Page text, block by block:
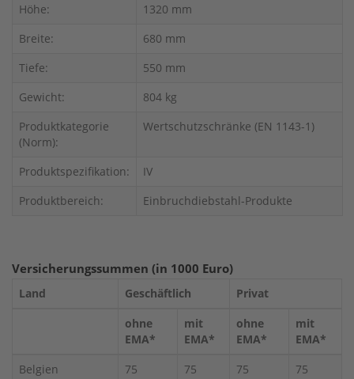
Höhe:
1320 mm
Breite:
680 mm
Tiefe:
550 mm
Gewicht:
804 kg
Produktkategorie
(Norm):
Wertschutzschränke (EN 1143-1)
Produktspezifikation:
IV
Produktbereich:
Einbruchdiebstahl-Produkte
Versicherungssummen (in 1000 Euro)
Land Geschäftlich
Privat
ohne
EMA*
mit
EMA*
ohne
EMA*
mit
EMA*
Belgien
75 75 75
75